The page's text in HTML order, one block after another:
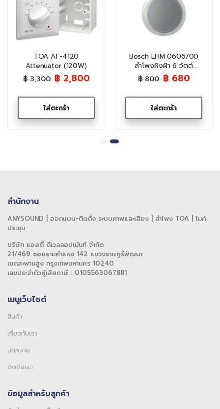
TOA AT-4120
Attenuator (120W)
฿ 3,300 ฿ 2,800
ใส่ตะกร้า
Bosch LHM 0606/00
ลำโพงฝังฝ้า 6 วัตต์
(Screw Mounted) ติด
ตั้งง่าย เสียงคมชัด
฿ 800 ฿ 680
ใส่ตะกร้า
สำนักงาน
ANYSOUND | ออกแบบ-ติดตั้ง ระบบภาพและเสียง | ลำโพง TOA | ไมค์
ประชุม
บริษัท แอสตี้ ดีเวลลอปเม้นท์ จำกัด
21/469 ซอยรามคำแหง 142 แขวงราษฎร์พัฒนา
เขตสะพานสูง กรุงเทพมหานคร 10240
เลขประจำตัวผู้เสียภาษี : 0105563067881
เมนูเว็บไซต์
สินค้า
เกี่ยวกับเรา
บทความ
ติดต่อเรา
ข้อมูลสำหรับลูกค้า